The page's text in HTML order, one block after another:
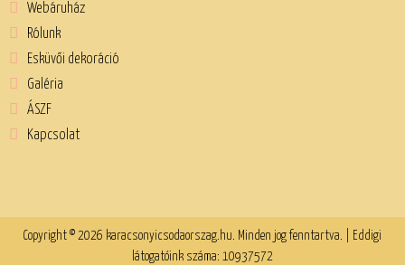
Webáruház
Rólunk
Esküvői dekoráció
Galéria
ÁSZF
Kapcsolat
Copyright © 2026 karacsonyicsodaorszag.hu. Minden jog fenntartva. | Eddigi
látogatóink száma: 10937572